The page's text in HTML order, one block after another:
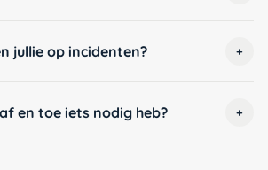
jullie op incidenten? +
en toe iets nodig heb? +